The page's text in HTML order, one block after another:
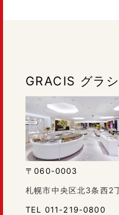
GRACIS グラ
〒060-0003
札幌市中央区北3条西2
TEL 011-219-0800